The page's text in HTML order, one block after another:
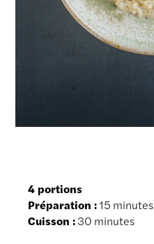
4 portions
Préparation :15 minutes
Cuisson :30 minutes